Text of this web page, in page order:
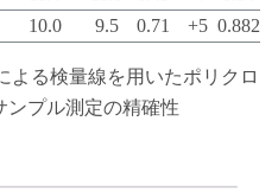
10.0 9.5 0.71 +5 0.882
よる検量線を用いたポリクロ
ンプル測定の精確性